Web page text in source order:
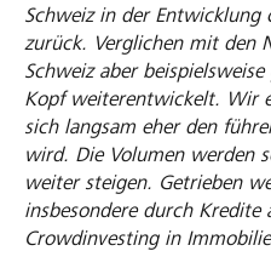
Schweiz in der Entwicklung
zurück. Verglichen mit den
Schweiz aber
Kopf weiterentwickelt. Wir
sich langsam eher den
wird. Die Volumen werden
weiter steigen. Getrieben
insbesondere durch Kredite
Crowdinvesting in